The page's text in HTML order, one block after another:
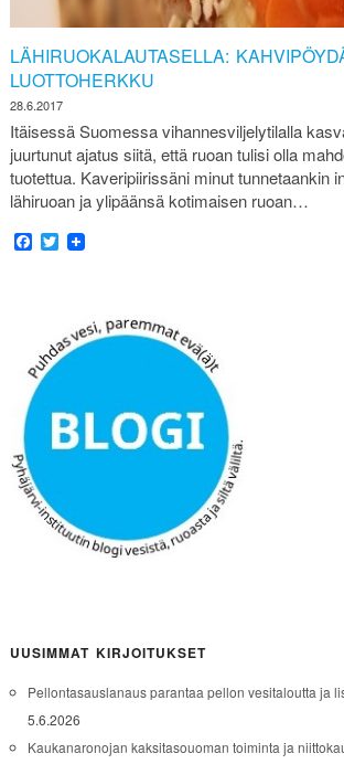
LÄHIRUOKALAUTASELLA:
LUOTTOHERKKU
28.6.2017
Itäisessä Suomessa vihannesviljelytilalla
juurtunut ajatus siitä, että ruoan tulisi olla
tuotettua. Kaveripiirissäni minut tunnetaankin
lähiruoan ja ylipäänsä kotimaisen ruoan…
Facebook
Twitter
UUSIMMAT KIRJOITUKSET
Pellontasauslanaus parantaa pellon vesitaloutta ja
5.6.2026
Kaukanaronojan kaksitasouoman toiminta ja